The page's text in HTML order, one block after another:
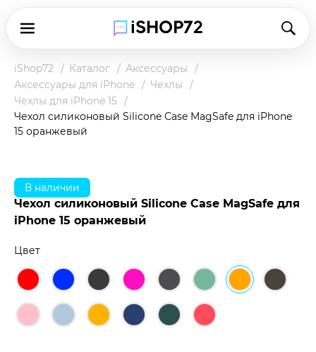
iShop72 Каталог
Аксессуары
Аксессуары для iPhone
Чехлы
Чехлы для iPhone 15
Чехол силиконовый Silicone Case MagSafe для iPhone
15 оранжевый
В наличии
Чехол силиконовый Silicone Case MagSafe для
iPhone 15 оранжевый
Цвет